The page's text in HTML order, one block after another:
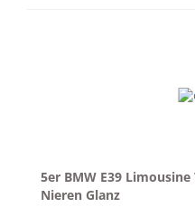
5er BMW E39
Nieren Glanz